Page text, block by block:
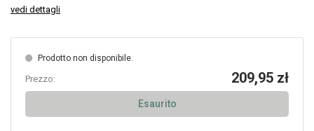
vedi dettagli
Prodotto non disponibile.
Prezzo: 209,95 zł
Esaurito